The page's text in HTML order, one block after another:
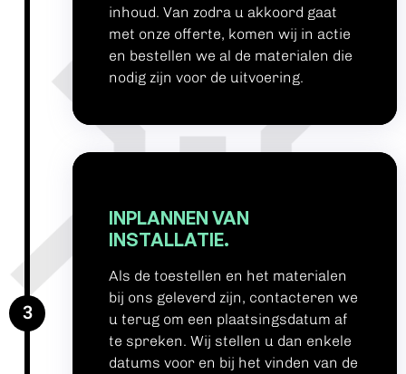
inhoud. Van zodra u akkoord gaat
met onze offerte, komen wij in actie
en bestellen we al de materialen die
nodig zijn voor de uitvoering.
INPLANNEN VAN
INSTALLATIE.
Als de toestellen en het materialen
bij ons geleverd zijn, contacteren we
u terug om een plaatsingsdatum af
te spreken. Wij stellen u dan enkele
datums voor en bij het vinden van de
3